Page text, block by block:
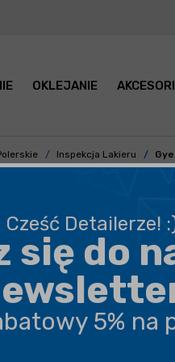
OKLEJANIE
Inspekcja Lakieru
WYSYŁKA
DOSTAWA OD 199,90 ZŁ
DORADZTWO
Cześć Detailerze!
się do
5% na